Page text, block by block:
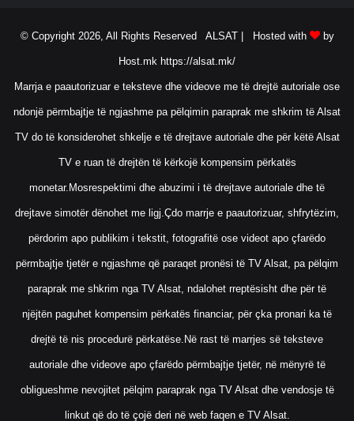
© Copyright 2026, All Rights Reserved ALSAT | Hosted with by
Host.mk https://alsat.mk/
Marrja e paautorizuar e teksteve dhe videove me të drejtë autoriale ose
ndonjë përmbajtje të ngjashme pa pëlqimin paraprak me shkrim të Alsat
TV do të konsiderohet shkelje e të drejtave autoriale dhe për këtë Alsat
TV e ruan të drejtën të kërkojë kompensim përkatës
monetar.Mosrespektimi dhe abuzimi i të drejtave autoriale dhe të
drejtave simotër dënohet me ligj.Çdo marrje e paautorizuar, shfrytëzim,
përdorim apo publikim i tekstit, fotografitë ose videot apo çfarëdo
përmbajtje tjetër e ngjashme që paraqet pronësi të TV Alsat, pa pëlqim
paraprak me shkrim nga TV Alsat, ndalohet rreptësisht dhe për të
njëjtën paguhet kompensim përkatës financiar, për çka pronari ka të
drejtë të nis procedurë përkatëse.Në rast të marrjes së teksteve
autoriale dhe videove apo çfarëdo përmbajtje tjetër, në mënyrë të
obligueshme nevojitet pëlqim paraprak nga TV Alsat dhe vendosje të
linkut që do të çojë deri në web faqen e TV Alsat.